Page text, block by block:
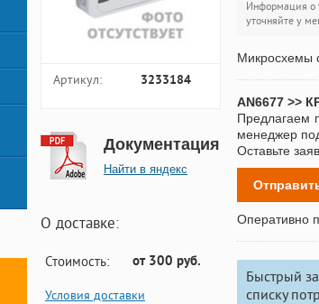
Информация о
уточняйте у
Микросхемы
AN6677 >>
Предлагаем
менеджер
Оставьте
Оперативно
Быстрый
списку
Артикул: 3233184
Документация
Найти в яндекс
О доставке:
Стоимость: от 300 руб.
Условия доставки